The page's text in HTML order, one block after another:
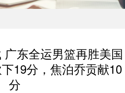
东全运男篮再胜美国
19分，焦泊乔贡献10
分